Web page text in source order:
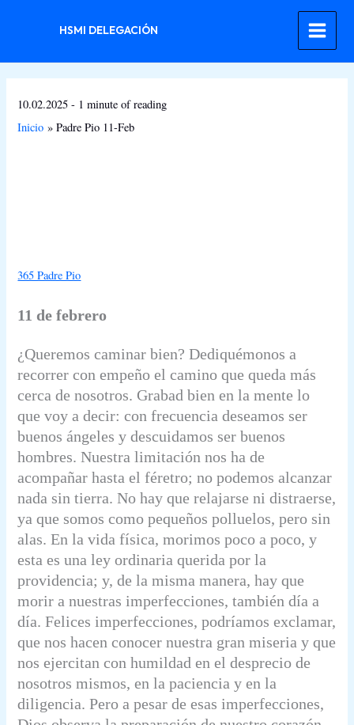
HSMI DELEGACIÓN
10.02.2025- 1 minute of reading
Inicio
Padre Pio 11-Feb
365 Padre Pio
11 de febrero
¿Queremos caminar bien? Dediquémonos a
recorrer con empeño el camino que queda más
cerca de nosotros. Grabad bien en la mente lo
que voy a decir: con frecuencia deseamos ser
buenos ángeles y descuidamos ser buenos
hombres. Nuestra limitación nos ha de
acompañar hasta el féretro; no podemos alcanzar
nada sin tierra. No hay que relajarse ni distraerse,
ya que somos como pequeños polluelos, pero sin
alas. En la vida física, morimos poco a poco, y
esta es una ley ordinaria querida por la
providencia; y, de la misma manera, hay que
morir a nuestras imperfecciones, también día a
día. Felices imperfecciones, podríamos exclamar,
que nos hacen conocer nuestra gran miseria y que
nos ejercitan con humildad en el desprecio de
nosotros mismos, en la paciencia y en la
diligencia. Pero a pesar de esas imperfecciones,